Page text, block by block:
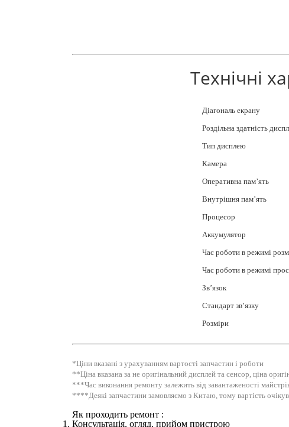
Технічні
Діагональ екрану
Роздільна здатність
Тип дисплею
Камера
Оперативна пам’ять
Внутрішня пам’ять
Процесор
Аккумулятор
Час роботи в режимі
Час роботи в режимі
Зв’язок
Стандарт зв’язку
Розміри
*Ціни вказані з урахуванням вартості запчастин і роботи
**Ціна вказана за не оригінальний дисплей та сенсор, ціна
***Час виконання ремонту залежить від завантаженості
****Деякі запчастини замовляємо з Китаю, тому вартість
Як проходить ремонт :
Консультація, огляд, прийом пристрою